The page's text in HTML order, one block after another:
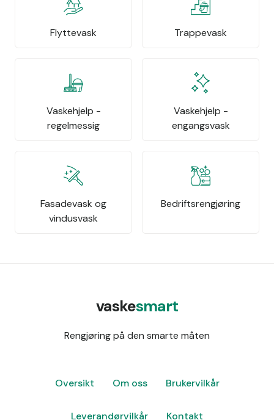
Flyttevask Trappevask
Vaskehjelp -
regelmessig
Vaskehjelp -
engangsvask
Fasadevask og
vindusvask
Bedriftsrengjøring
vaskesmart
Rengjøring på den smarte måten
Oversikt Om oss Brukervilkår
Leverandørvilkår Kontakt